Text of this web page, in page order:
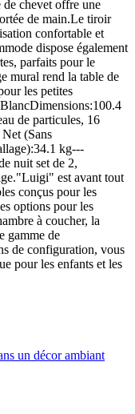
chevet offre une
de main.Le tiroir
confortable et
dispose également
parfaits pour le
mural rend la table de
les petites
de particules, 16
(Sans
kg---
nuit set de 2,
est avant tout
conçus pour les
options pour les
à coucher, la
gamme de
de configuration, vous
pour les enfants et les